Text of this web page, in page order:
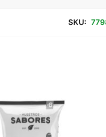
SKU: